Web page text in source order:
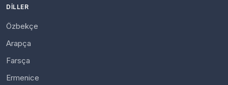
DILLER
Özbekçe
Arapça
Farsça
Ermenice